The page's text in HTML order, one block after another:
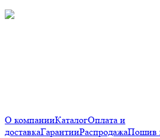
О компанииКаталогОплата и
доставкаГарантииРаспродажаПошив